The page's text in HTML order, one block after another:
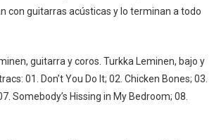
con guitarras acústicas y lo terminan a todo
guitarra y coros. Turkka Leminen, bajo y
01. Don’t You Do It; 02. Chicken Bones; 03.
Somebody’s Hissing in My Bedroom; 08.